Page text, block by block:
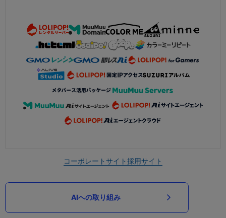
コーポレートサイト採用サイト
AIへの取り組み